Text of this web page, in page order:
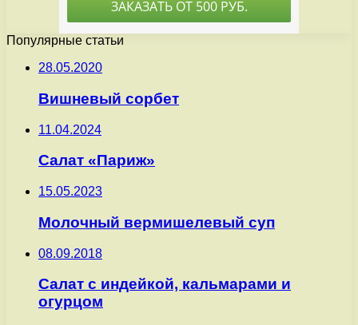
Популярные статьи
28.05.2020
Вишневый сорбет
11.04.2024
Салат «Париж»
15.05.2023
Молочный вермишелевый суп
08.09.2018
Салат с индейкой, кальмарами и
огурцом